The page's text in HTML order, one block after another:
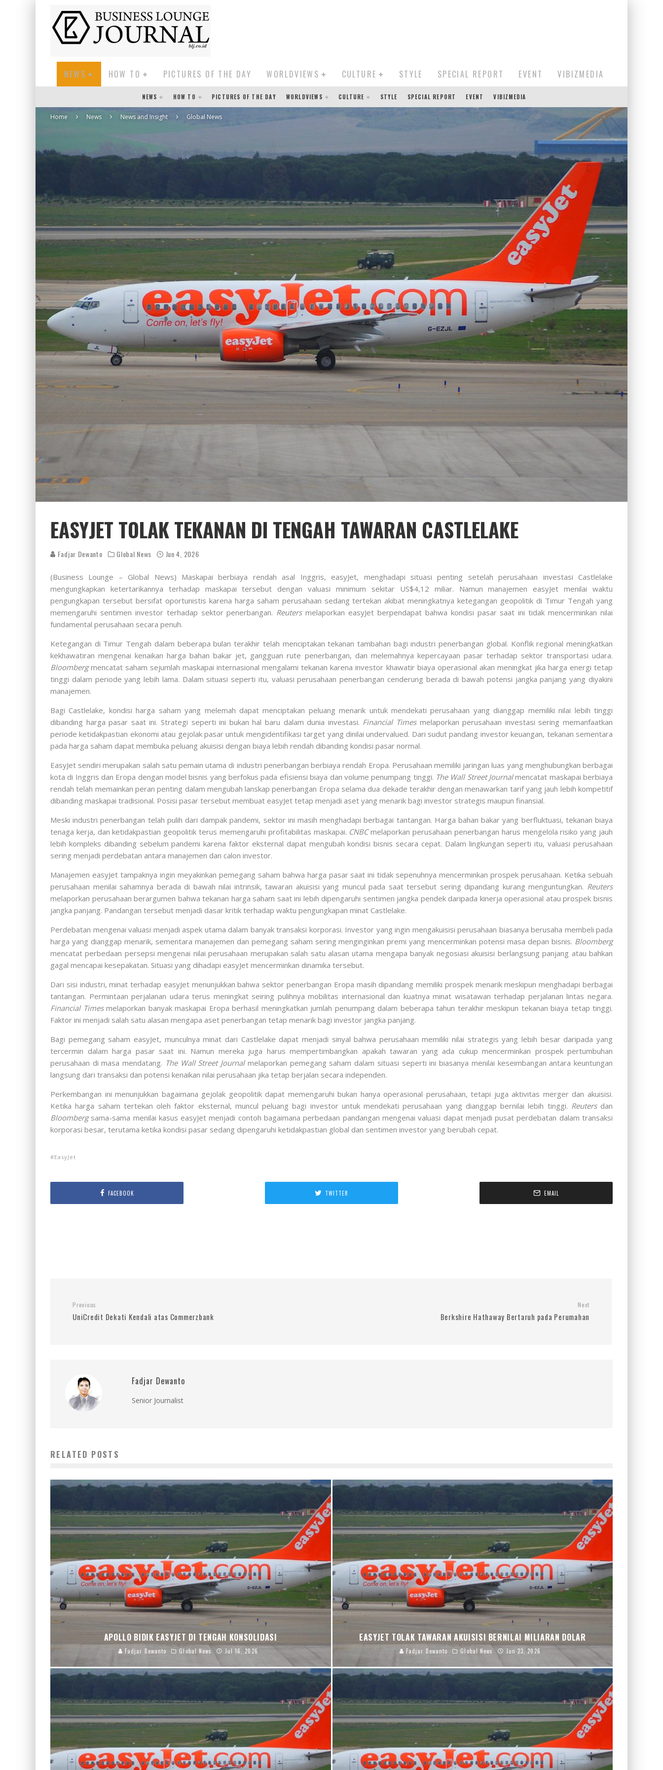
NEWS HOW TO PICTURES OF THE DAY WORLDVIEWS CULTURE STYLE SPECIAL REPORT EVENT VIBIZMEDIA
NEWS HOW TO PICTURES OF THE DAY WORLDVIEWS CULTURE STYLE SPECIAL REPORT EVENT VIBIZMEDIA
Home News News and Insight Global News
EASYJET TOLAK TEKANAN DI TENGAH TAWARAN CASTLELAKE
Fadjar Dewanto Global News Jun 4, 2026
(Business Lounge – Global News) Maskapai berbiaya rendah asal Inggris, easyJet, menghadapi situasi penting setelah perusahaan investasi Castlelake
mengungkapkan ketertarikannya terhadap maskapai tersebut dengan valuasi minimum sekitar US$4,12 miliar. Namun manajemen easyJet menilai waktu
pengungkapan tersebut bersifat oportunistis karena harga saham perusahaan sedang tertekan akibat meningkatnya ketegangan geopolitik di Timur Tengah yang
memengaruhi sentimen investor terhadap sektor penerbangan. Reutersmelaporkan easyJet berpendapat bahwa kondisi pasar saat ini tidak mencerminkan nilai
fundamental perusahaan secara penuh.
Ketegangan di Timur Tengah dalam beberapa bulan terakhir telah menciptakan tekanan tambahan bagi industri penerbangan global. Konflik regional meningkatkan
kekhawatiran mengenai kenaikan harga bahan bakar jet, gangguan rute penerbangan, dan melemahnya kepercayaan pasar terhadap sektor transportasi udara.
Bloombergmencatat saham sejumlah maskapai internasional mengalami tekanan karena investor khawatir biaya operasional akan meningkat jika harga energi tetap
tinggi dalam periode yang lebih lama. Dalam situasi seperti itu, valuasi perusahaan penerbangan cenderung berada di bawah potensi jangka panjang yang diyakini
manajemen.
Bagi Castlelake, kondisi harga saham yang melemah dapat menciptakan peluang menarik untuk mendekati perusahaan yang dianggap memiliki nilai lebih tinggi
dibanding harga pasar saat ini. Strategi seperti ini bukan hal baru dalam dunia investasi. Financial Timesmelaporkan perusahaan investasi sering memanfaatkan
periode ketidakpastian ekonomi atau gejolak pasar untuk mengidentifikasi target yang dinilai undervalued. Dari sudut pandang investor keuangan, tekanan sementara
pada harga saham dapat membuka peluang akuisisi dengan biaya lebih rendah dibanding kondisi pasar normal.
EasyJet sendiri merupakan salah satu pemain utama di industri penerbangan berbiaya rendah Eropa. Perusahaan memiliki jaringan luas yang menghubungkan berbagai
kota di Inggris dan Eropa dengan model bisnis yang berfokus pada efisiensi biaya dan volume penumpang tinggi. The Wall Street Journalmencatat maskapai berbiaya
rendah telah memainkan peran penting dalam mengubah lanskap penerbangan Eropa selama dua dekade terakhir dengan menawarkan tarif yang jauh lebih kompetitif
dibanding maskapai tradisional. Posisi pasar tersebut membuat easyJet tetap menjadi aset yang menarik bagi investor strategis maupun finansial.
Meski industri penerbangan telah pulih dari dampak pandemi, sektor ini masih menghadapi berbagai tantangan. Harga bahan bakar yang berfluktuasi, tekanan biaya
tenaga kerja, dan ketidakpastian geopolitik terus memengaruhi profitabilitas maskapai. CNBCmelaporkan perusahaan penerbangan harus mengelola risiko yang jauh
lebih kompleks dibanding sebelum pandemi karena faktor eksternal dapat mengubah kondisi bisnis secara cepat. Dalam lingkungan seperti itu, valuasi perusahaan
sering menjadi perdebatan antara manajemen dan calon investor.
Manajemen easyJet tampaknya ingin meyakinkan pemegang saham bahwa harga pasar saat ini tidak sepenuhnya mencerminkan prospek perusahaan. Ketika sebuah
perusahaan menilai sahamnya berada di bawah nilai intrinsik, tawaran akuisisi yang muncul pada saat tersebut sering dipandang kurang menguntungkan. Reuters
melaporkan perusahaan berargumen bahwa tekanan harga saham saat ini lebih dipengaruhi sentimen jangka pendek daripada kinerja operasional atau prospek bisnis
jangka panjang. Pandangan tersebut menjadi dasar kritik terhadap waktu pengungkapan minat Castlelake.
Perdebatan mengenai valuasi menjadi aspek utama dalam banyak transaksi korporasi. Investor yang ingin mengakuisisi perusahaan biasanya berusaha membeli pada
harga yang dianggap menarik, sementara manajemen dan pemegang saham sering menginginkan premi yang mencerminkan potensi masa depan bisnis. Bloomberg
mencatat perbedaan persepsi mengenai nilai perusahaan merupakan salah satu alasan utama mengapa banyak negosiasi akuisisi berlangsung panjang atau bahkan
gagal mencapai kesepakatan. Situasi yang dihadapi easyJet mencerminkan dinamika tersebut.
Dari sisi industri, minat terhadap easyJet menunjukkan bahwa sektor penerbangan Eropa masih dipandang memiliki prospek menarik meskipun menghadapi berbagai
tantangan. Permintaan perjalanan udara terus meningkat seiring pulihnya mobilitas internasional dan kuatnya minat wisatawan terhadap perjalanan lintas negara.
Financial Timesmelaporkan banyak maskapai Eropa berhasil meningkatkan jumlah penumpang dalam beberapa tahun terakhir meskipun tekanan biaya tetap tinggi.
Faktor ini menjadi salah satu alasan mengapa aset penerbangan tetap menarik bagi investor jangka panjang.
Bagi pemegang saham easyJet, munculnya minat dari Castlelake dapat menjadi sinyal bahwa perusahaan memiliki nilai strategis yang lebih besar daripada yang
tercermin dalam harga pasar saat ini. Namun mereka juga harus mempertimbangkan apakah tawaran yang ada cukup mencerminkan prospek pertumbuhan
perusahaan di masa mendatang. The Wall Street Journalmelaporkan pemegang saham dalam situasi seperti ini biasanya menilai keseimbangan antara keuntungan
langsung dari transaksi dan potensi kenaikan nilai perusahaan jika tetap berjalan secara independen.
Perkembangan ini menunjukkan bagaimana gejolak geopolitik dapat memengaruhi bukan hanya operasional perusahaan, tetapi juga aktivitas merger dan akuisisi.
Ketika harga saham tertekan oleh faktor eksternal, muncul peluang bagi investor untuk mendekati perusahaan yang dianggap bernilai lebih tinggi. Reutersdan
Bloombergsama-sama menilai kasus easyJet menjadi contoh bagaimana perbedaan pandangan mengenai valuasi dapat menjadi pusat perdebatan dalam transaksi
korporasi besar, terutama ketika kondisi pasar sedang dipengaruhi ketidakpastian global dan sentimen investor yang berubah cepat.
EasyJet
FACEBOOK TWITTER EMAIL
Previous
UniCredit Dekati Kendali atas Commerzbank
Next
Berkshire Hathaway Bertaruh pada Perumahan
Fadjar Dewanto
Senior Journalist
RELATED POSTS
APOLLO BIDIK EASYJET DI TENGAH KONSOLIDASI
Fadjar Dewanto Global News Jul 16, 2026
EASYJET TOLAK TAWARAN AKUISISI BERNILAI MILIARAN DOLAR
Fadjar Dewanto Global News Jun 23, 2026